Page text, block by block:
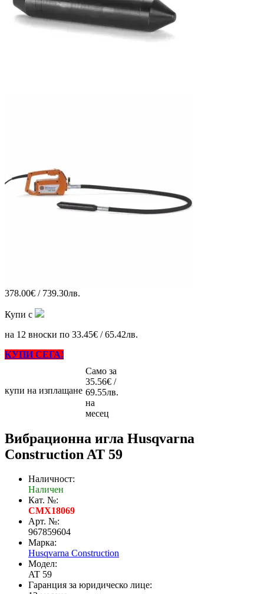
378.00€ / 739.30лв.
Купи с
на 12 вноски по 33.45€ / 65.42лв.
КУПИ СЕГА!
купи на изплащане
Само за
35.56€ /
69.55лв.
на
месец
Вибрационна игла Husqvarna
Construction AT 59
Наличност:
Наличен
Кат. №:
CMX18069
Арт. №:
967859604
Марка:
Husqvarna Construction
Модел:
AT 59
Гаранция за юридическо лице: